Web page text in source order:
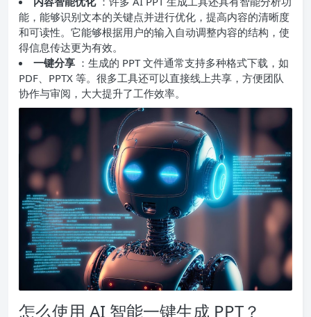
能，能够识别文本的关键点并进行优化，提高内容的清晰度
和可读性。它能够根据用户的输入自动调整内容的结构，使
得信息传达更为有效。
一键分享 ：生成的 PPT 文件通常支持多种格式下载，如
PDF、PPTX 等。很多工具还可以直接线上共享，方便团队
协作与审阅，大大提升了工作效率。
怎么使用 AI 智能一键生成 PPT？